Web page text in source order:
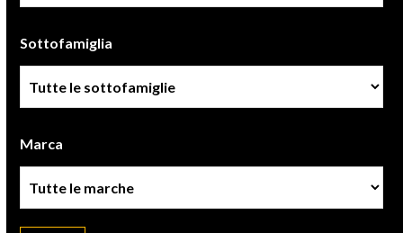
Sottofamiglia
Marca